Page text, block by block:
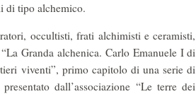
di tipo alchemico.
occultisti, frati alchimisti e ceramisti,
Granda alchenica. Carlo Emanuele I di
viventi”, primo capitolo di una serie di
dall’associazione “Le terre dei